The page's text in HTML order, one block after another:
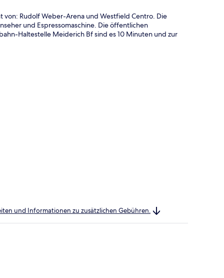
Rudolf Weber-Arena und Westfield Centro. Die
und Espressomaschine. Die öffentlichen
Haltestelle Meiderich Bf sind es 10 Minuten und zur
und Informationen zu zusätzlichen Gebühren.